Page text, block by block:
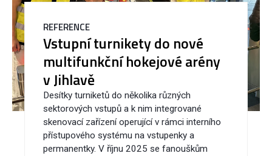
REFERENCE
Vstupní turnikety do nové
multifunkční hokejové arény
v Jihlavě
Desítky turniketů do několika různých
sektorových vstupů a k nim integrované
skenovací zařízení operující v rámci interního
přístupového systému na vstupenky a
permanentky. V říjnu 2025 se fanouškům